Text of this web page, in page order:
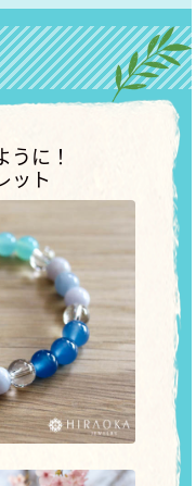
うに！
ット